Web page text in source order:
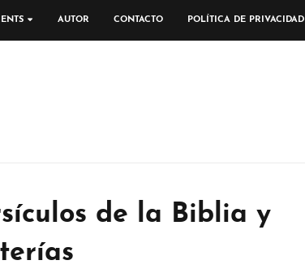
AUTOR CONTACTO POLÍTICA DE PRIVACIDAD
de la Biblia y